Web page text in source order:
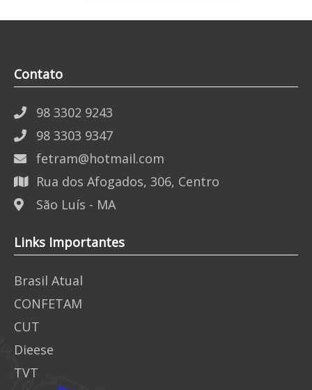
Contato
98 3302 9243
98 3303 9347
fetram@hotmail.com
Rua dos Afogados, 306, Centro
São Luís - MA
Links Importantes
Brasil Atual
CONFETAM
CUT
Dieese
TVT